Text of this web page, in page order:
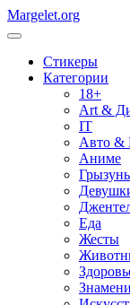
Margelet.org
Стикеры
Категории
18+
Art &
IT
Авто &
Аниме
Еда
Жесты